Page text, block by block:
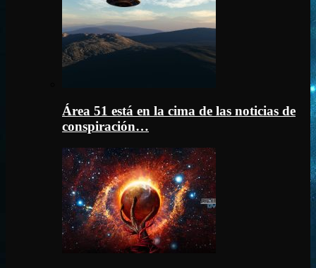
Área 51 está en la cima de las noticias de
conspiración…